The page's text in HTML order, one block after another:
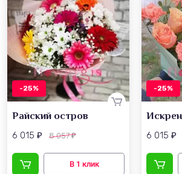
-25%
Райский остров
6 015 ₽ 8 057₽
-25%
6 015 ₽